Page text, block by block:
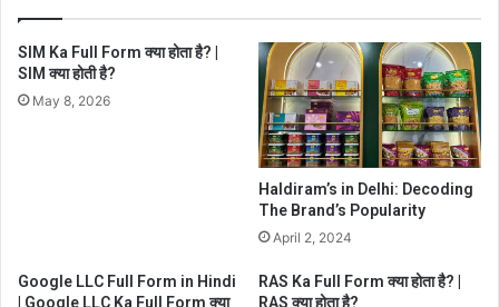
SIM Ka Full Form क्या होता है? |
SIM क्या होती है?
May 8, 2026
Haldiram’s in Delhi: Decoding
The Brand’s Popularity
April 2, 2024
Google LLC Full Form in Hindi
| Google LLC Ka Full Form क्या
RAS Ka Full Form क्या होता है? |
RAS क्या होता है?